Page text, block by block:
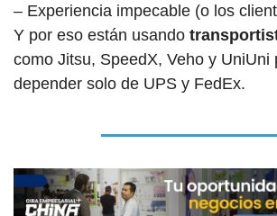
– Experiencia impecable (o los
Y por eso están usando
como Jitsu, SpeedX, Veho y UniUni
depender solo de UPS y FedEx.